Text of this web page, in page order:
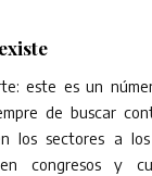
este es un
de buscar
los sectores a
congresos y